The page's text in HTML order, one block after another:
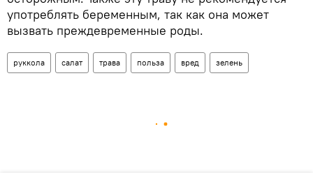
употреблять беременным, так как она может
вызвать преждевременные роды.
руккола салат трава польза вред зелень